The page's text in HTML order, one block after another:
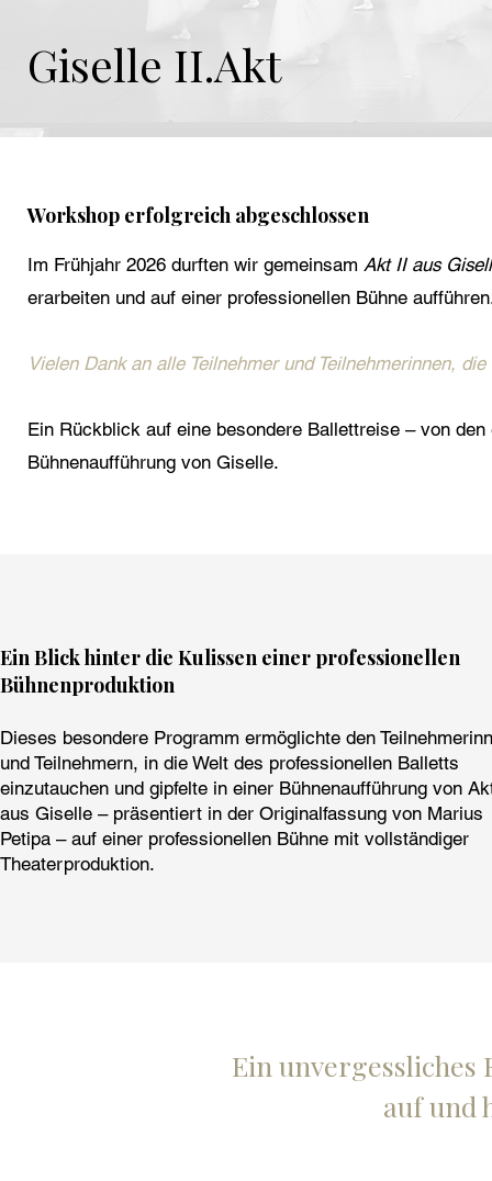
Giselle II.Akt
Workshop erfolgreich abgeschlossen
Im Frühjahr 2026 durften wir gemeinsam Akt II aus
erarbeiten und auf einer professionellen Bühne au
Vielen Dank an alle Teilnehmer und Teilnehmerinnen,
Ein Rückblick auf eine besondere Ballettreise – von
Bühnenaufführung von Giselle.
Ein Blick hinter die Kulissen einer professionellen
Bühnenproduktion
Dieses besondere Programm ermöglichte den
und Teilnehmern, in die Welt des professionellen Balletts
einzutauchen und gipfelte in einer Bühnenaufführung von
aus Giselle – präsentiert in der Originalfassung von Marius
Petipa – auf einer professionellen Bühne mit vollständiger
Theaterproduktion.
Ein
auf und